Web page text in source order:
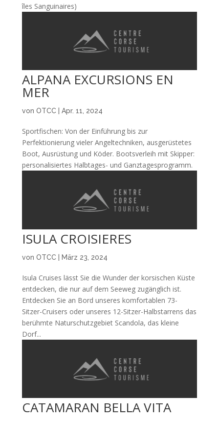
îles Sanguinaires)
ALPANA EXCURSIONS EN
MER
von OTCC| Apr. 11, 2024
Sportfischen: Von der Einführung bis zur
Perfektionierung vieler Angeltechniken, ausgerüstetes
Boot, Ausrüstung und Köder. Bootsverleih mit Skipper:
personalisiertes Halbtages- und Ganztagesprogramm.
ISULA CROISIERES
von OTCC| März 23, 2024
Isula Cruises lässt Sie die Wunder der korsischen Küste
entdecken, die nur auf dem Seeweg zugänglich ist.
Entdecken Sie an Bord unseres komfortablen 73-
Sitzer-Cruisers oder unseres 12-Sitzer-Halbstarrens das
berühmte Naturschutzgebiet Scandola, das kleine
Dorf...
CATAMARAN BELLA VITA